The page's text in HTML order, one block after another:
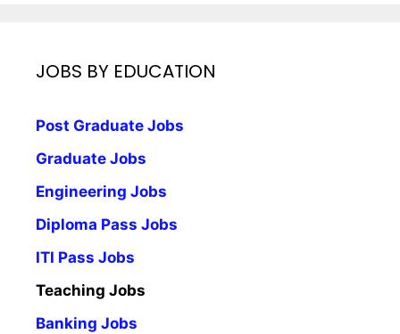
JOBS BY EDUCATION
Post Graduate Jobs
Graduate Jobs
Engineering Jobs
Diploma Pass Jobs
ITI Pass Jobs
Teaching Jobs
Banking Jobs